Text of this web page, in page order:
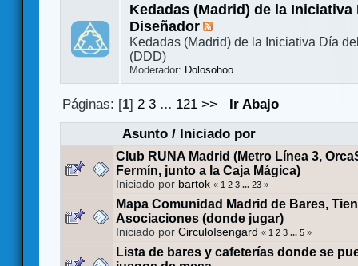
Kedadas (Madrid) de la Iniciativa
Diseñador
Kedadas (Madrid) de la Iniciativa Día
(DDD)
Moderador: Dolosohoo
Páginas: [1]2 3 ... 121 >>
Ir Abajo
Asunto/ Iniciado por
Club RUNA Madrid (Metro Línea 3,
Fermín, junto a la Caja Mágica)
Iniciado por bartok « 1 2 3 ... 23 »
Mapa Comunidad Madrid de Bares,
Asociaciones (donde jugar)
Iniciado por CirculoIsengard « 1 2 3 ... 5 »
Lista de bares y cafeterías donde se